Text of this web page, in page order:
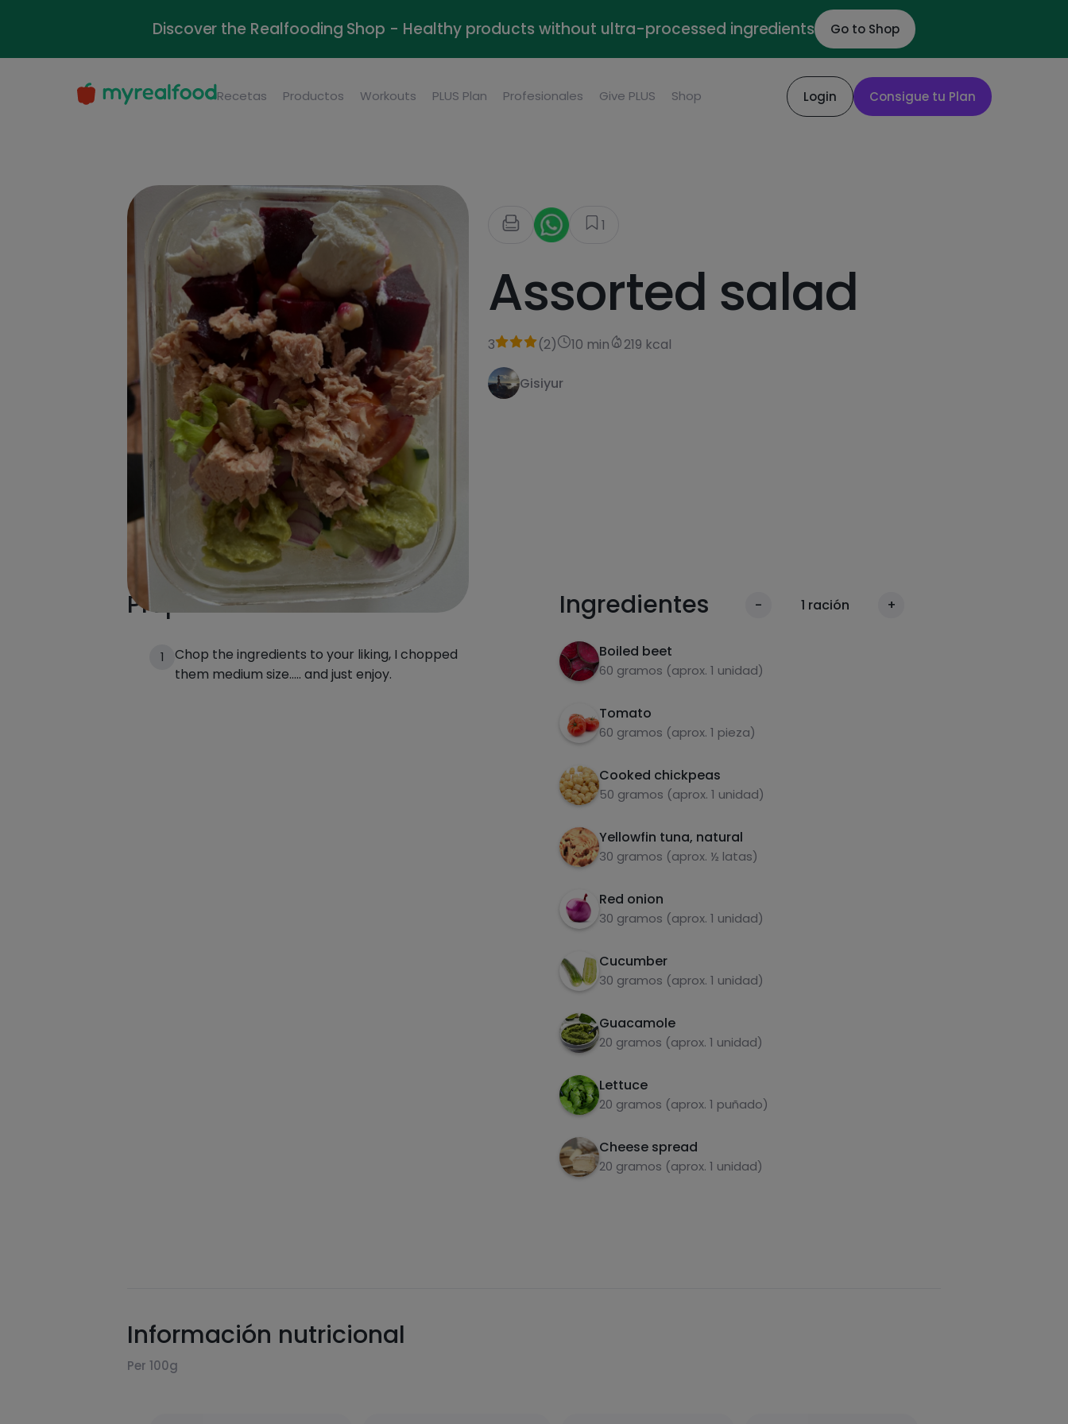
Discover the Realfooding Shop - Healthy products without ultra-processed ingredients Go to Shop
Recetas Productos Workouts PLUS Plan Profesionales Give PLUS Shop Login Consigue tu Plan
1
Assorted salad
3 (2) 10 min 219 kcal
Gisiyur
Preparación de la receta
1
Chop the ingredients to your liking, I chopped
them medium size..... and just enjoy.
Ingredientes - 1 ración +
Boiled beet
60 gramos (aprox. 1 unidad)
Tomato
60 gramos (aprox. 1 pieza)
Cooked chickpeas
50 gramos (aprox. 1 unidad)
Yellowfin tuna, natural
30 gramos (aprox. ½ latas)
Red onion
30 gramos (aprox. 1 unidad)
Cucumber
30 gramos (aprox. 1 unidad)
Guacamole
20 gramos (aprox. 1 unidad)
Lettuce
20 gramos (aprox. 1 puñado)
Cheese spread
20 gramos (aprox. 1 unidad)
Información nutricional
Per 100g